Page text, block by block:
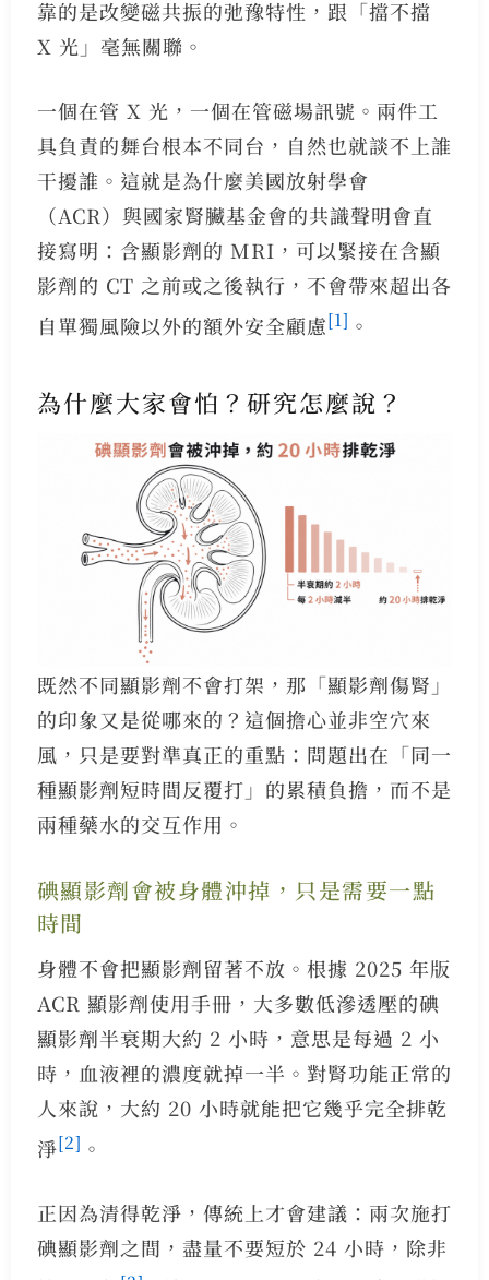
靠的是改變磁共振的弛豫特性，跟「擋不擋
X 光」毫無關聯。
一個在管 X 光，一個在管磁場訊號。兩件工
具負責的舞台根本不同台，自然也就談不上誰
干擾誰。這就是為什麼美國放射學會
（ACR）與國家腎臟基金會的共識聲明會直
接寫明：含顯影劑的 MRI，可以緊接在含顯
影劑的 CT 之前或之後執行，不會帶來超出各
自單獨風險以外的額外安全顧慮[1] 。
為什麼大家會怕？研究怎麼說？
既然不同顯影劑不會打架，那「顯影劑傷腎」
的印象又是從哪來的？這個擔心並非空穴來
風，只是要對準真正的重點：問題出在「同一
種顯影劑短時間反覆打」的累積負擔，而不是
兩種藥水的交互作用。
碘顯影劑會被身體沖掉，只是需要一點
時間
身體不會把顯影劑留著不放。根據 2025 年版
ACR 顯影劑使用手冊，大多數低滲透壓的碘
顯影劑半衰期大約 2 小時，意思是每過 2 小
時，血液裡的濃度就掉一半。對腎功能正常的
人來說，大約 20 小時就能把它幾乎完全排乾
淨[2] 。
正因為清得乾淨，傳統上才會建議：兩次施打
碘顯影劑之間，盡量不要短於 24 小時，除非